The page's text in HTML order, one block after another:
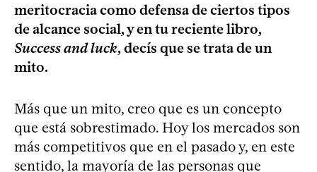
meritocracia como defensa de ciertos tipos
de alcance social, y en tu reciente libro,
Success and luck, decís que se trata de un
mito.
Más que un mito, creo que es un concepto
que está sobrestimado. Hoy los mercados son
más competitivos que en el pasado y, en este
sentido, la mayoría de las personas que